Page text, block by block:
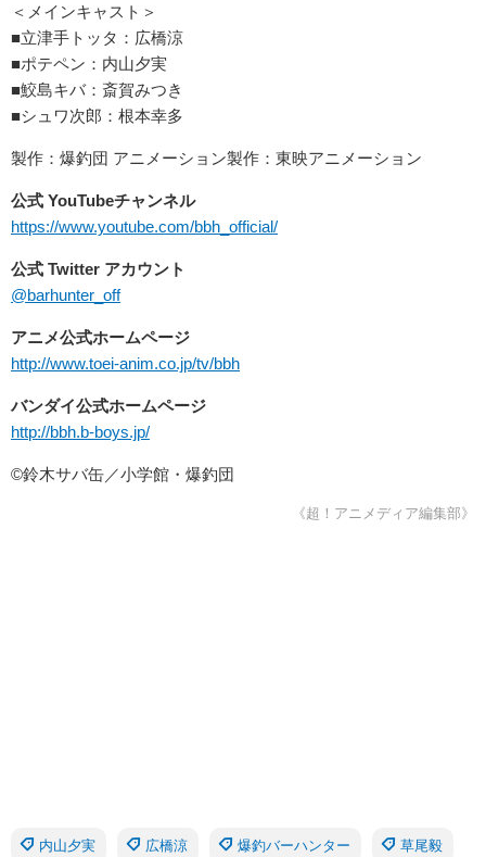
＜メインキャスト＞
■立津手トッタ：広橋涼
■ポテペン：内山夕実
■鮫島キバ：斎賀みつき
■シュワ次郎：根本幸多
製作：爆釣団 アニメーション製作：東映アニメーション
公式 YouTubeチャンネル
https://www.youtube.com/bbh_official/
公式 Twitter アカウント
@barhunter_off
アニメ公式ホームページ
http://www.toei-anim.co.jp/tv/bbh
バンダイ公式ホームページ
http://bbh.b-boys.jp/
©鈴木サバ缶／小学館・爆釣団
《超！アニメディア編集部》
内山夕実 広橋涼 爆釣バーハンター 草尾毅